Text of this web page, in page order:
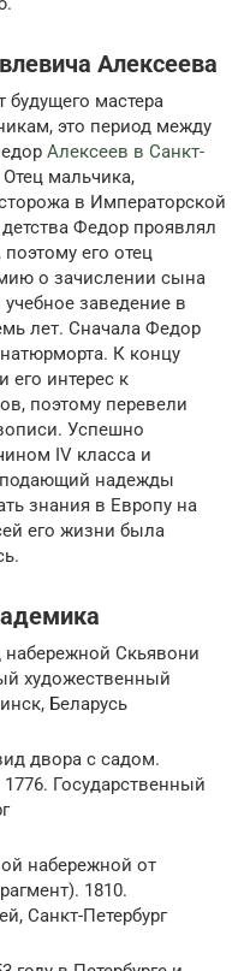
Алексеева
будущего мастера
это период между
Алексеев в Санкт-
мальчика,
в Императорской
Федор проявлял
его отец
о зачислении сына
заведение в
лет. Сначала Федор
К концу
его интерес к
поэтому перевели
Успешно
IV класса и
подающий надежды
знания в Европу на
его жизни была
Скьявони
художественный
Беларусь
двора с садом.
Государственный
набережной от
1810.
Санкт-Петербург